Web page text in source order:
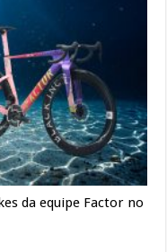
da equipe Factor no